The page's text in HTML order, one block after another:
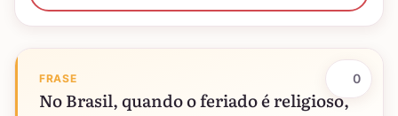
FRASE
No Brasil, quando o feriado é religioso,
0